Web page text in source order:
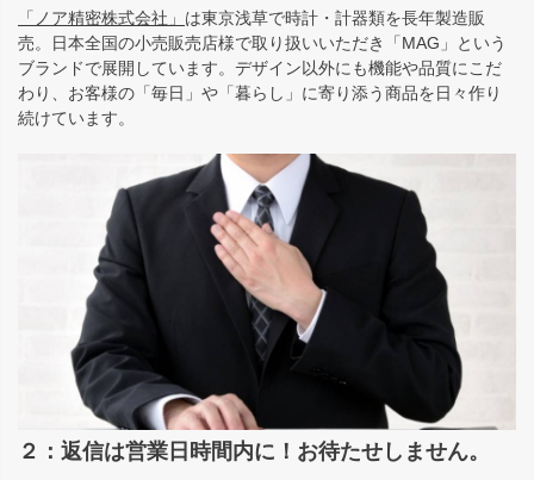
「ノア精密株式会社」 は東京浅草で時計・計器類を長年製造販
売。日本全国の小売販売店様で取り扱いいただき「MAG」という
ブランドで展開しています。デザイン以外にも機能や品質にこだ
わり、お客様の「毎日」や「暮らし」に寄り添う商品を日々作り
続けています。
２：返信は営業日時間内に！お待たせしません。